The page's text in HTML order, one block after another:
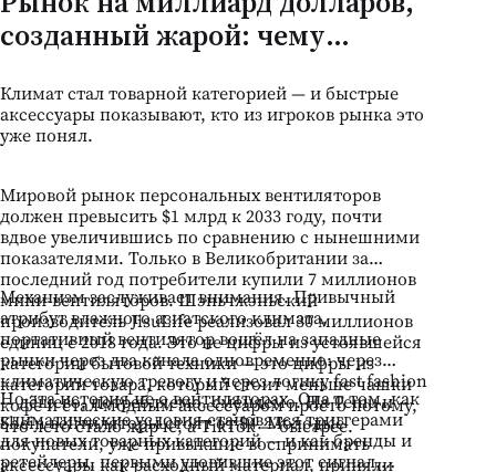
созданный жарой: чему
может научиться у бума
портативных вентиляторов
Климат стал товарной категорией — и быстрые
аксессуары показывают, кто из игроков рынка это
уже понял.
Мировой рынок персональных вентиляторов
должен превысить $1 млрд к 2033 году, почти
вдвое увеличившись по сравнению с нынешними
показателями. Только в Великобритании за
последний год потребители купили 7 миллионов
мини-вентиляторов. Шэньчжэньский
производитель JisuLife реализовал 30 миллионов
единиц с 2018 года. Это не цифры из устоявшейся
категории бытовой техники — это цифры из
категории товара, который стоит меньше чашки
кофе и стал модным аксессуаром просто потому,
что лето стало жарче, а TikTok — быстрее.
Механизм заслуживает внимания. Привычный
атрибут влажного азиатского климата,
портативный вентилятор вошёл на западные
рынки через два канала одновременно: через
климатическую тревогу и через логику fast fashion
— дёшево, потребляемо, сменяемо. На Temu и
Shein вентиляторы стоят от $4. Молодые
покупатели, уже привыкшие воспринимать
аксессуары как расходный материал, приняли
Но эта история не о вентиляторах. Она о том, как
климатические условия становятся триггерами
для новых товарных категорий — и как бренды и
ретейлеры, первыми уловившие этот сигнал,